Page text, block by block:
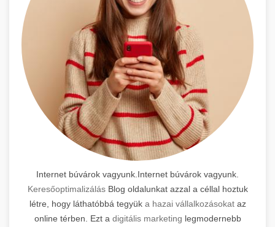
Internet búvárok vagyunk.Internet búvárok vagyunk.
KeresőoptimalizálásBlog oldalunkat azzal a céllal hoztuk
létre, hogy láthatóbbá tegyük a hazai vállalkozásokataz
online térben. Ezt a digitális marketing legmodernebb